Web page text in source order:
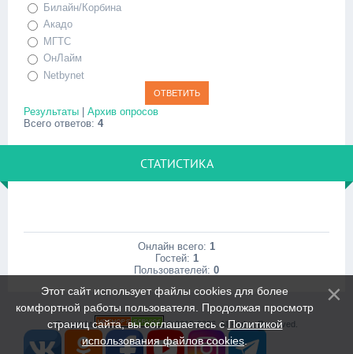
Билайн/Корбина
Акадо
МГТС
ОнЛайм
Netbynet
Результаты
Архив опросов
Всего ответов: 4
СТАТИСТИКА
Онлайн всего: 1
Гостей: 1
Пользователей: 0
Copyright © 2015-2026. All Rights Reserved.
Этот сайт использует файлы cookies для более
комфортной работы пользователя. Продолжая просмотр
страниц сайта, вы соглашаетесь сПолитикой
использования файлов cookies.